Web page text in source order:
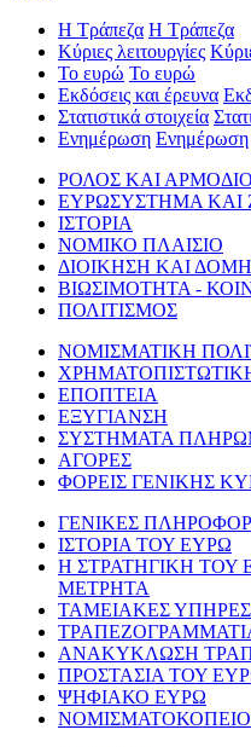
Η Τράπεζα Η Τράπεζα
Κύριες λειτουργίες
Το ευρώ Το ευρώ
Εκδόσεις και έρευνα
Στατιστικά στοιχεία
Ενημέρωση Ενημέρωση
ΡΟΛΟΣ ΚΑΙ
ΕΥΡΩΣΥΣΤΗΜΑ ΚΑΙ
ΙΣΤΟΡΙΑ
ΝΟΜΙΚΟ ΠΛΑΙΣΙΟ
ΔΙΟΙΚΗΣΗ ΚΑΙ ΔΟΜΗ
ΒΙΩΣΙΜΟΤΗΤΑ -
ΠΟΛΙΤΙΣΜΟΣ
ΝΟΜΙΣΜΑΤΙΚΗ
ΕΠΟΠΤΕΙΑ
ΕΞΥΓΙΑΝΣΗ
ΣΥΣΤΗΜΑΤΑ
ΑΓΟΡΕΣ
ΦΟΡΕΙΣ ΓΕΝΙΚΗΣ
ΓΕΝΙΚΕΣ
ΙΣΤΟΡΙΑ ΤΟΥ ΕΥΡΩ
Η ΣΤΡΑΤΗΓΙΚΗ ΤΟΥ
ΜΕΤΡΗΤΑ
ΤΑΜΕΙΑΚΕΣ
ΑΝΑΚΥΚΛΩΣΗ
ΠΡΟΣΤΑΣΙΑ ΤΟΥ
ΨΗΦΙΑΚΟ ΕΥΡΩ
ΝΟΜΙΣΜΑΤΟΚΟΠΕΙΟ